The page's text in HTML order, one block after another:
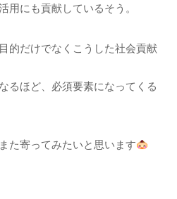
用にも貢献しているそう。
的だけでなくこうした社会貢献
るほど、必須要素になってくる
た寄ってみたいと思います